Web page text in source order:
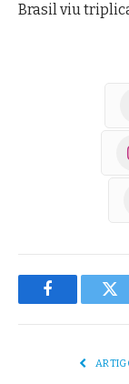
Brasil viu
Facebook